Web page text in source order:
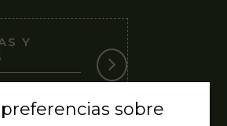
Y
sobre